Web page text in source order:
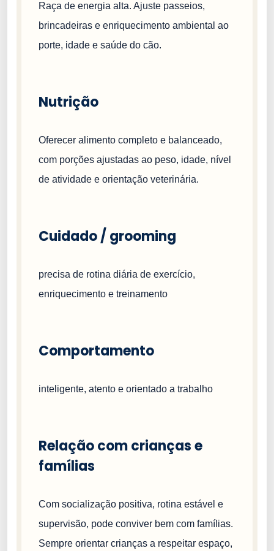
Raça de energia alta. Ajuste passeios,
brincadeiras e enriquecimento ambiental ao
porte, idade e saúde do cão.
Nutrição
Oferecer alimento completo e balanceado,
com porções ajustadas ao peso, idade, nível
de atividade e orientação veterinária.
Cuidado / grooming
precisa de rotina diária de exercício,
enriquecimento e treinamento
Comportamento
inteligente, atento e orientado a trabalho
Relação com crianças e
famílias
Com socialização positiva, rotina estável e
supervisão, pode conviver bem com famílias.
Sempre orientar crianças a respeitar espaço,